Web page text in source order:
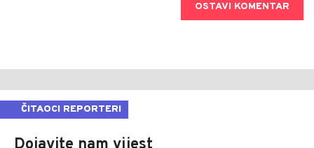
OSTAVI KOMENTAR
ČITAOCI REPORTERI